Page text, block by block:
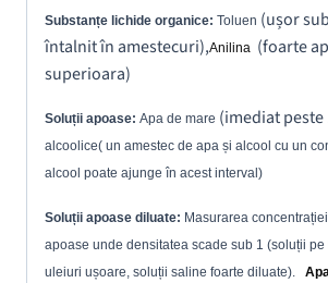
Substanțe lichide organice: Toluen (ușor
întalnit în amestecuri),Anilina (foarte
superioara)
Soluții apoase: Apa de mare (imediat peste
alcoolice( un amestec de apa și alcool cu un
alcool poate ajunge în acest interval)
Soluții apoase diluate: Masurarea
apoase unde densitatea scade sub 1 (soluții
uleiuri ușoare, soluții saline foarte diluate).